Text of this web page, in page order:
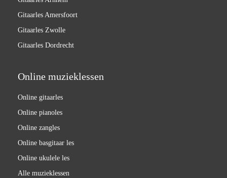
Gitaarles Amersfoort
Gitaarles Zwolle
Gitaarles Dordrecht
Online muzieklessen
Online gitaarles
Online pianoles
Online zangles
Online basgitaar les
Online ukulele les
Alle muzieklessen